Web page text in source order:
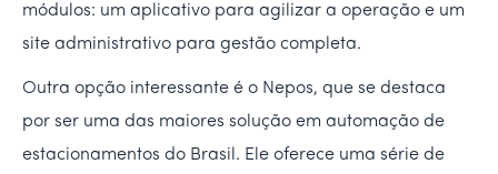
módulos: um aplicativo para agilizar a operação e um
site administrativo para gestão completa.
Outra opção interessante é o Nepos, que se destaca
por ser uma das maiores solução em automação de
estacionamentos do Brasil. Ele oferece uma série de